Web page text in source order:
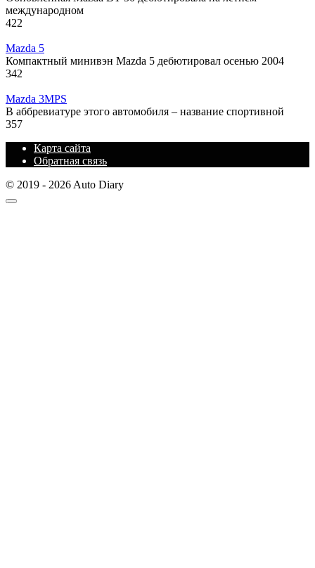
международном
422
Mazda 5
Компактный минивэн Mazda 5 дебютировал осенью 2004
342
Mazda 3MPS
В аббревиатуре этого автомобиля – название спортивной
357
Карта сайта
Обратная связь
© 2019 - 2026 Auto Diary